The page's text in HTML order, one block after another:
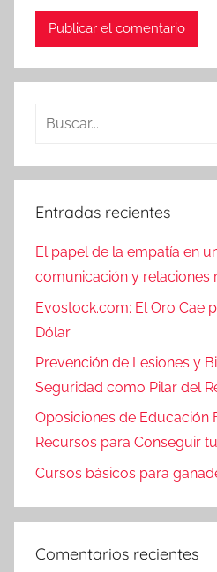
Buscar:
Entradas recientes
El papel de la empatía en
comunicación y relaciones
Evostock.com: El Oro Cae
Dólar
Prevención de Lesiones y
Seguridad como Pilar del
Oposiciones de Educación
Recursos para Conseguir
Cursos básicos para
Comentarios recientes